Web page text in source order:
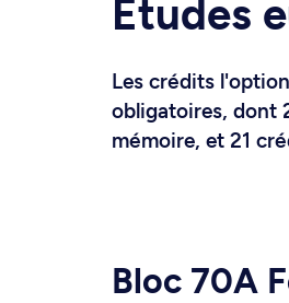
Études
Les crédits
obligatoires, dont
mémoire, et 21
Bloc 70A